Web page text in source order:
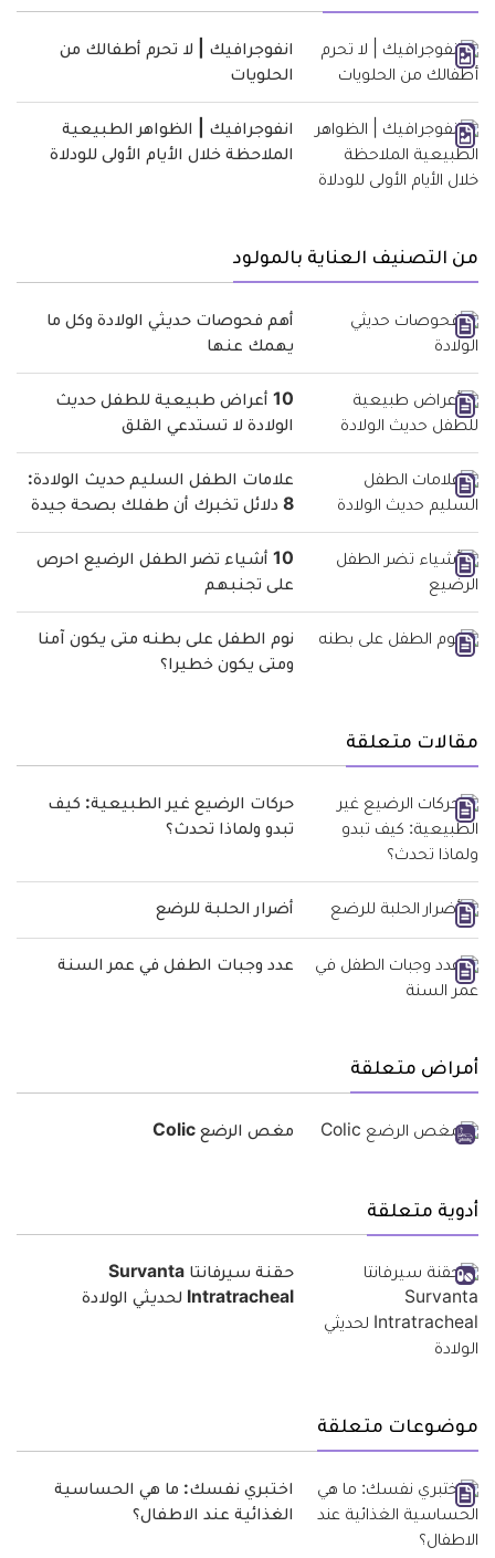
انفوجرافيك | لا تحرم أطفالك من
الحلويات
انفوجرافيك | الظواهر الطبيعية
الملاحظة خلال الأيام الأولى للودلاة
من التصنيف العناية بالمولود
أهم فحوصات حديثي الولادة وكل ما
يهمك عنها
10 أعراض طبيعية للطفل حديث
الولادة لا تستدعي القلق
علامات الطفل السليم حديث الولادة:
8 دلائل تخبرك أن طفلك بصحة جيدة
10 أشياء تضر الطفل الرضيع احرص
على تجنبهم
نوم الطفل على بطنه متى يكون آمنا
ومتى يكون خطيرا؟
مقالات متعلقة
حركات الرضيع غير الطبيعية: كيف
تبدو ولماذا تحدث؟
أضرار الحلبة للرضع
عدد وجبات الطفل في عمر السنة
أمراض متعلقة
مغص الرضع Colic
أدوية متعلقة
حقنة سيرفانتا Survanta
Intratracheal لحديثي الولادة
موضوعات متعلقة
اختبري نفسك: ما هي الحساسية
الغذائية عند الاطفال؟